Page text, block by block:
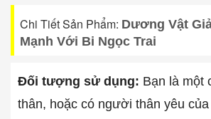
Chi Tiết Sản Phẩm: Dương Vật
Mạnh Với Bi Ngọc Trai
Đối tượng sử dụng: Bạn là một
thân, hoặc có người thân yêu